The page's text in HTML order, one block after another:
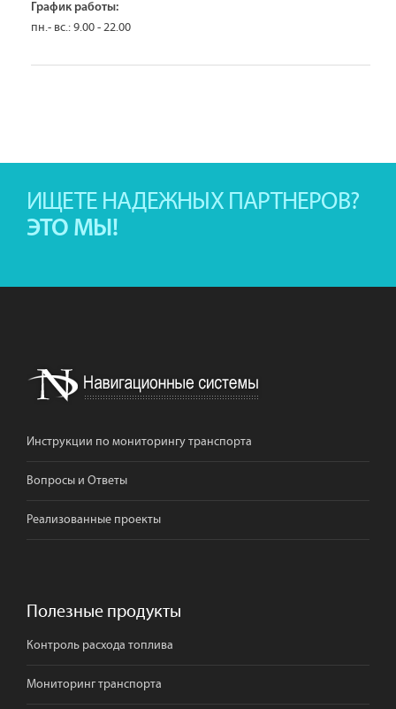
График работы:
пн.- вс.: 9.00 - 22.00
ИЩЕТЕ НАДЕЖНЫХ ПАРТНЕРОВ?
ЭТО МЫ!
Инструкции по мониторингу транспорта
Вопросы и Ответы
Реализованные проекты
Полезные продукты
Контроль расхода топлива
Мониторинг транспорта